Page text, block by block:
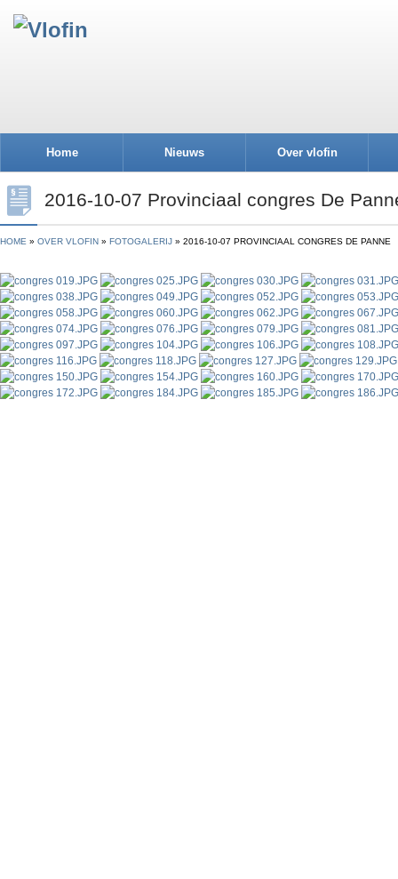
Home Nieuws Over vlofin
2016-10-07 Provinciaal congres De
HOME OVER VLOFIN FOTOGALERIJ 2016-10-07 PROVINCIAAL CONGRES DE PANNE